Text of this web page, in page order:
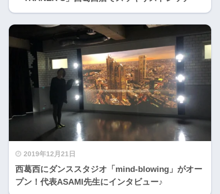
2019年12月21日
西葛西にダンススタジオ「mind-blowing」がオー
プン！代表ASAMI先生にインタビュー♪